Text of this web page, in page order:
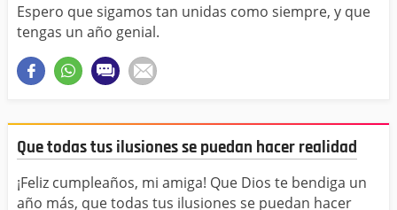
Espero que sigamos tan unidas como siempre, y que
tengas un año genial.
Que todas tus ilusiones se puedan hacer realidad
¡Feliz cumpleaños, mi amiga! Que Dios te bendiga un
año más, que todas tus ilusiones se puedan hacer